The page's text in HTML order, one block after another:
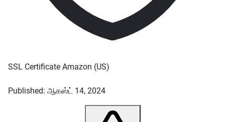
SSL Certificate Amazon (US)
Published: ஆகஸ்ட் 14, 2024